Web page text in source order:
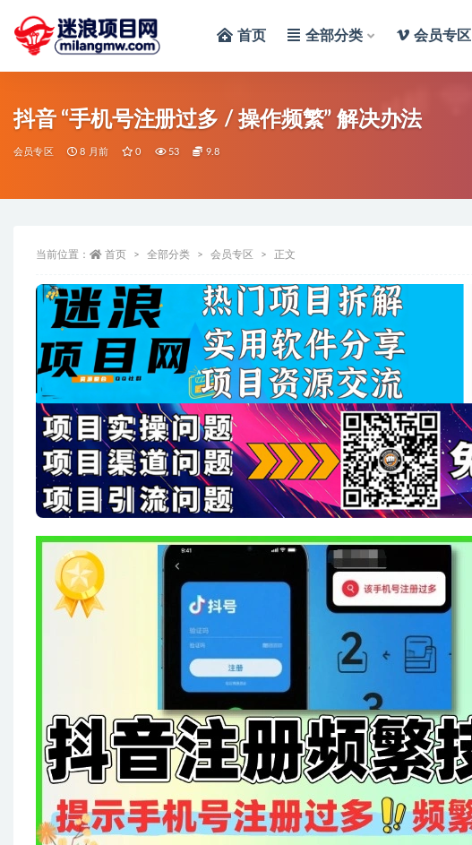
首页 全部分类 会员专区
抖音 “手机号注册过多 / 操作频繁” 解决办法
会员专区 8 月前 0 53 9.8
当前位置： 首页 全部分类 会员专区 正文